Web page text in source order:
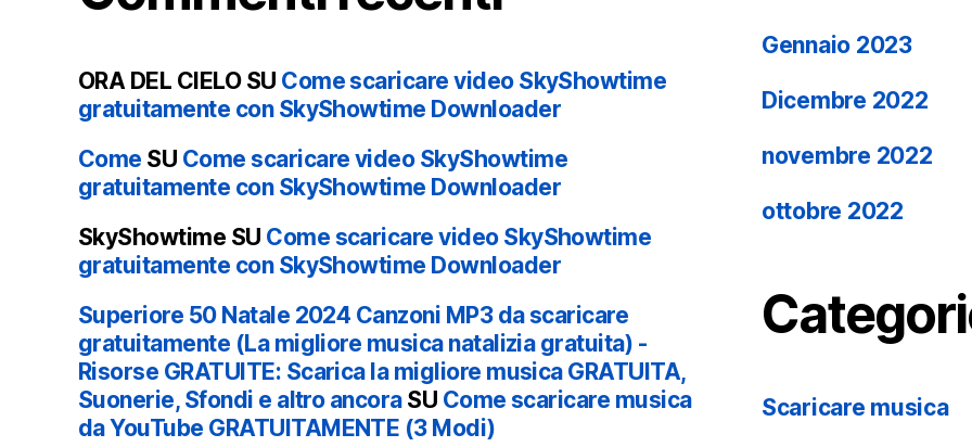
ORA DEL CIELOSU Come scaricare video SkyShowtime
gratuitamente con SkyShowtime Downloader
Come SU Come scaricare video SkyShowtime
gratuitamente con SkyShowtime Downloader
SkyShowtime SU Come scaricare video SkyShowtime
gratuitamente con SkyShowtime Downloader
Superiore 50 Natale 2024 Canzoni MP3 da scaricare
gratuitamente (La migliore musica natalizia gratuita) -
Risorse GRATUITE: Scarica la migliore musica GRATUITA,
Suonerie, Sfondi e altro ancoraSU Come scaricare musica
da YouTube GRATUITAMENTE (3 Modi)
Gennaio 2023
Dicembre 2022
novembre 2022
ottobre 2022
Scaricare musica